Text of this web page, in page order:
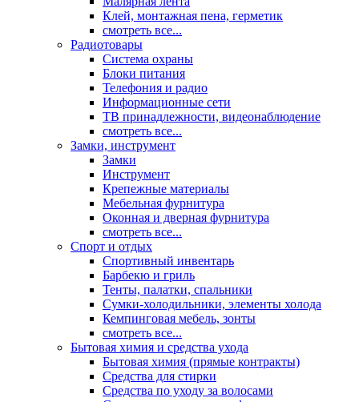
Клей, монтажная пена, герметик
смотреть все...
Радиотовары
Система охраны
Блоки питания
Телефония и радио
Информационные сети
ТВ принадлежности, видеонаблюдение
смотреть все...
Замки, инструмент
Замки
Инструмент
Крепежные материалы
Мебельная фурнитура
Оконная и дверная фурнитура
смотреть все...
Спорт и отдых
Спортивный инвентарь
Барбекю и гриль
Тенты, палатки, спальники
Сумки-холодильники, элементы холода
Кемпинговая мебель, зонты
смотреть все...
Бытовая химия и средства ухода
Бытовая химия (прямые контракты)
Средства для стирки
Средства по уходу за волосами